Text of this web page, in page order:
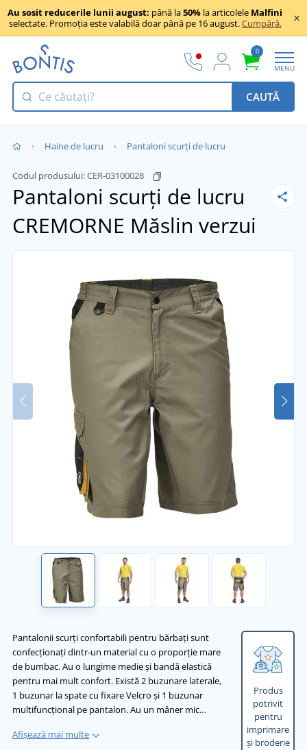
Au sosit reducerile lunii august: până la50% la articolele Malfini
selectate. Promoția este valabilă doar până pe 16 august.Cumpără.
0
MENU
CAUTĂ
Haine de lucru Pantaloni scurți de lucru
Codul produsului:CER-03100028
Pantaloni scurți de lucru
CREMORNE Măslin verzui
Pantalonii scurți confortabili pentru bărbați sunt
confecționați dintr-un material cu o proporție mare
de bumbac. Au o lungime medie și bandă elastică
pentru mai mult confort. Există 2 buzunare laterale,
1 buzunar la spate cu fixare Velcro și 1 buzunar
multifuncțional pe pantalon. Au un mâner mic…
Afișează mai multe
Produs
potrivit
pentru
imprimare
și broderie